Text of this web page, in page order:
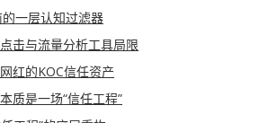
一层认知过滤器
击与流量分析工具局限
红的KOC信任资产
质是一场“信任工程”